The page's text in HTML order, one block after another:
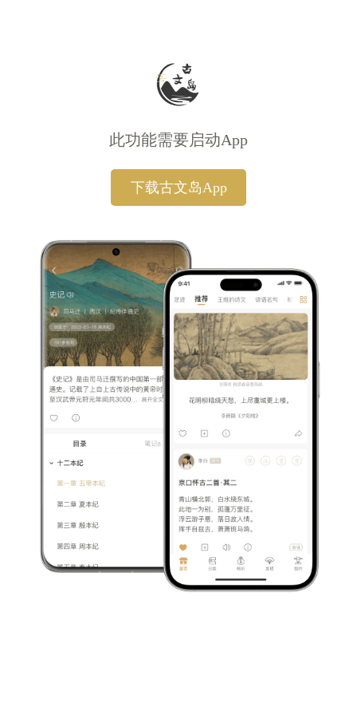
此功能需要启动App
下载古文岛App